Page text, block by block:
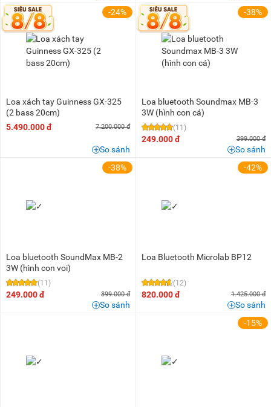
-24%
Loa xách tay Guinness GX-325
(2 bass 20cm)
5.490.000 đ
7.200.000 đ
So sánh
-38%
Loa bluetooth Soundmax MB-3
3W (hình con cá)
(11)
249.000 đ 399.000 đ
So sánh
-38%
Loa bluetooth SoundMax MB-2
3W (hình con voi)
(11)
249.000 đ 399.000 đ
So sánh
-42%
Loa Bluetooth Microlab BP12
(12)
820.000 đ 1.425.000 đ
So sánh
-15%